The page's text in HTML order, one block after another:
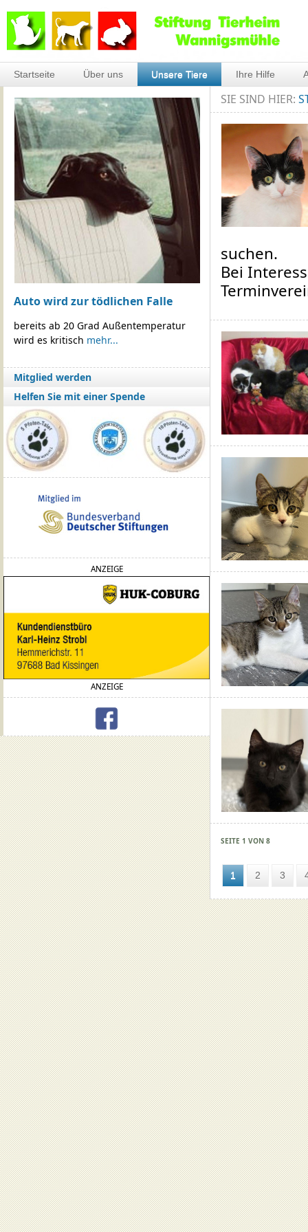
Startseite Über uns Unsere Tiere Ihre Hilfe
Auto wird zur tödlichen Falle
bereits ab 20 Grad Außentemperatur
wird es kritisch mehr...
Mitglied werden
Helfen Sie mit einer Spende
ANZEIGE
ANZEIGE
SIE SIND HIER:
suchen.
Bei
SEITE 1 VON 8
1 2 3